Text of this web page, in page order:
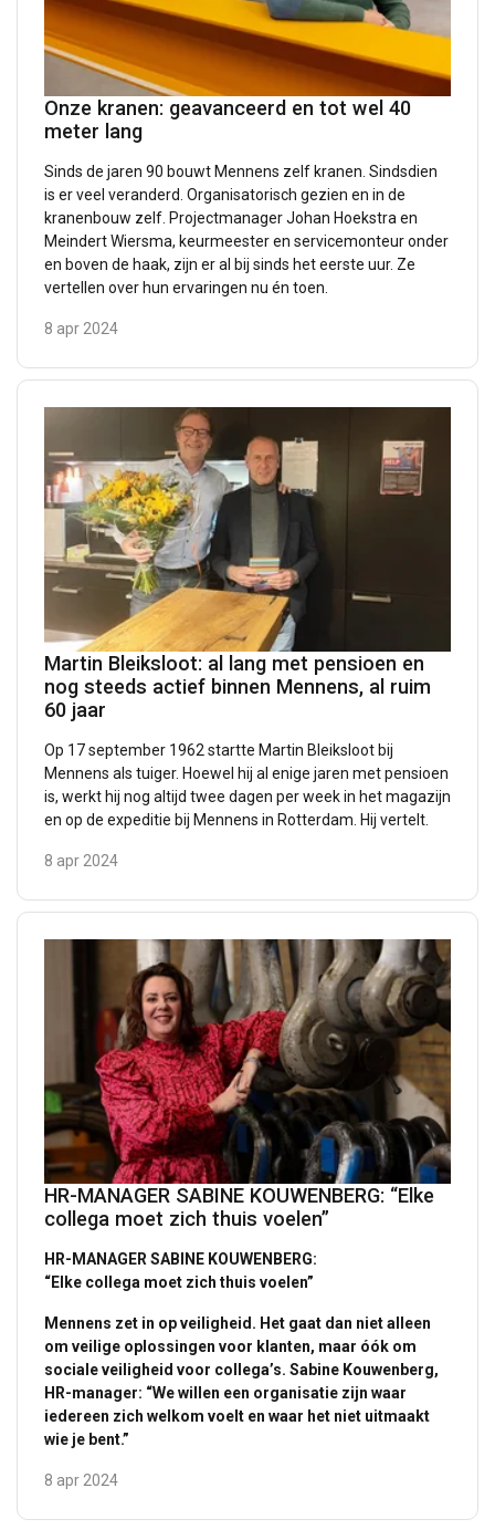
Onze kranen: geavanceerd en tot wel 40
meter lang
Sinds de jaren 90 bouwt Mennens zelf kranen. Sindsdien
is er veel veranderd. Organisatorisch gezien en in de
kranenbouw zelf. Projectmanager Johan Hoekstra en
Meindert Wiersma, keurmeester en servicemonteur onder
en boven de haak, zijn er al bij sinds het eerste uur. Ze
vertellen over hun ervaringen nu én toen.
8 apr 2024
Martin Bleiksloot: al lang met pensioen en
nog steeds actief binnen Mennens, al ruim
60 jaar
Op 17 september 1962 startte Martin Bleiksloot bij
Mennens als tuiger. Hoewel hij al enige jaren met pensioen
is, werkt hij nog altijd twee dagen per week in het magazijn
en op de expeditie bij Mennens in Rotterdam. Hij vertelt.
8 apr 2024
HR-MANAGER SABINE KOUWENBERG: “Elke
collega moet zich thuis voelen”
HR-MANAGER SABINE KOUWENBERG:
“Elke collega moet zich thuis voelen”
Mennens zet in op veiligheid. Het gaat dan niet alleen
om veilige oplossingen voor klanten, maar óók om
sociale veiligheid voor collega’s. Sabine Kouwenberg,
HR-manager: “We willen een organisatie zijn waar
iedereen zich welkom voelt en waar het niet uitmaakt
wie je bent.”
8 apr 2024
DUTCH
Deze website maakt gebruik van
advertenties te personaliseren en om ons